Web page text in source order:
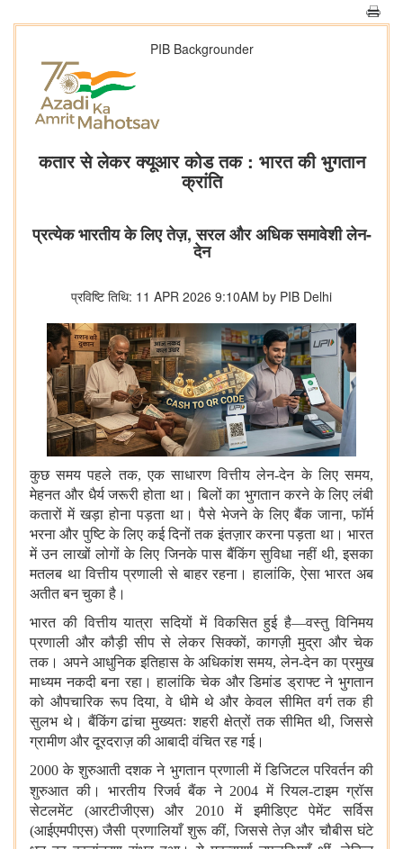
PIB Backgrounder
कतार से लेकर क्‍यूआर कोड तक : भारत की भुगतान
क्रांति
प्रत्‍येक भारतीय के लिए तेज़, सरल और अधिक समावेशी लेन-
देन
प्रविष्टि तिथि: 11 APR 2026 9:10AM by PIB Delhi
कुछ समय पहले तक, एक साधारण वित्तीय लेन-देन के लिए समय,
मेहनत और धैर्य जरूरी होता था। बिलों का भुगतान करने के लिए लंबी
कतारों में खड़ा होना पड़ता था। पैसे भेजने के लिए बैंक जाना, फॉर्म
भरना और पुष्टि के लिए कई दिनों तक इंतज़ार करना पड़ता था। भारत
में उन लाखों लोगों के लिए जिनके पास बैंकिंग सुविधा नहीं थी, इसका
मतलब था वित्तीय प्रणाली से बाहर रहना। हालांकि, ऐसा भारत अब
अतीत बन चुका है।
भारत की वित्तीय यात्रा सदियों में विकसित हुई है—वस्‍तु विनिमय
प्रणाली और कौड़ी सीप से लेकर सिक्कों, कागज़ी मुद्रा और चेक
तक। अपने आधुनिक इतिहास के अधिकांश समय, लेन-देन का प्रमुख
माध्यम नकदी बना रहा। हालांकि चेक और डिमांड ड्राफ्ट ने भुगतान
को औपचारिक रूप दिया, वे धीमे थे और केवल सीमित वर्ग तक ही
सुलभ थे। बैंकिंग ढांचा मुख्यतः शहरी क्षेत्रों तक सीमित थी, जिससे
ग्रामीण और दूरदराज़ की आबादी वंचित रह गई।
2000 के शुरुआती दशक ने भुगतान प्रणाली में डिजिटल परिवर्तन की
शुरुआत की।
भारतीय रिजर्व बैंक ने 2004 में रियल-टाइम ग्रॉस
सेटलमेंट (आरटीजीएस) और 2010 में इमीडिएट पेमेंट सर्विस
(आईएमपीएस) जैसी प्रणालियाँ शुरू कीं, जिससे तेज़ और चौबीस घंटे